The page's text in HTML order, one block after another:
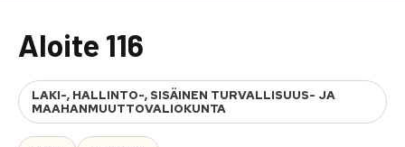
Aloite 116
LAKI-, HALLINTO-, SISÄINEN TURVALLISUUS- JA
MAAHANMUUTTOVALIOKUNTA